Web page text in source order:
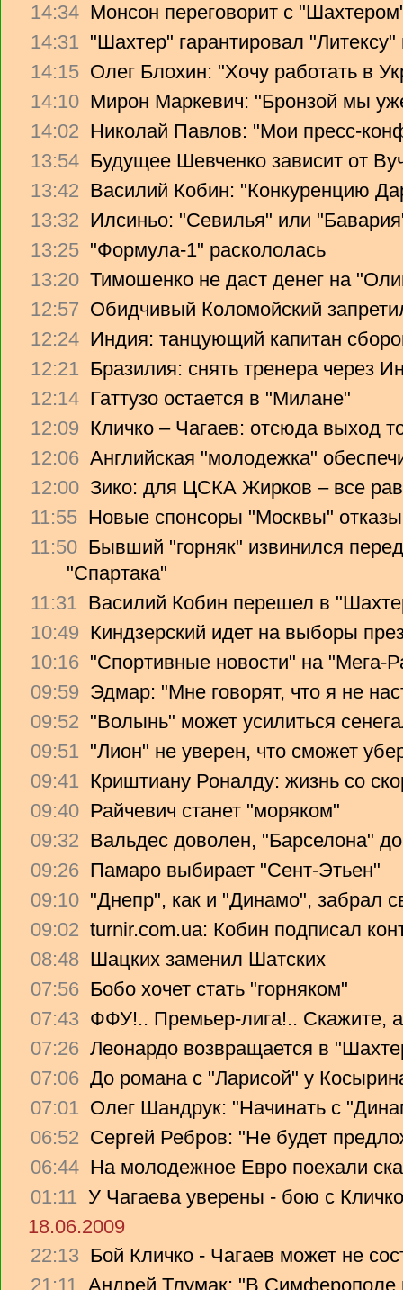
14:34 Монсон переговорит с
14:31 "Шахтер" гарантировал
14:15 Олег Блохин: "Хочу работать в
14:10 Мирон Маркевич: "Бронзой мы
14:02 Николай Павлов: "Мои пресс-
13:54 Будущее Шевченко зависит от
13:42 Василий Кобин: "Конкуренцию
13:32 Илсиньо: "Севилья" или
13:25 "Формула-1" раскололась
13:20 Тимошенко не даст денег на
12:57 Обидчивый Коломойский
12:24 Индия: танцующий капитан
12:21 Бразилия: снять тренера через
12:14 Гаттузо остается в "Милане"
12:09 Кличко – Чагаев: отсюда выход
12:06 Английская "молодежка"
12:00 Зико: для ЦСКА Жирков – все
11:55 Новые спонсоры "Москвы"
11:50 Бывший "горняк" извинился
"Спартака"
11:31 Василий Кобин перешел в
10:49 Киндзерский идет на выборы
10:16 "Спортивные новости" на "Мега-
09:59 Эдмар: "Мне говорят, что я не
09:52 "Волынь" может усилиться
09:51 "Лион" не уверен, что сможет
09:41 Криштиану Роналду: жизнь со
09:40 Райчевич станет "моряком"
09:32 Вальдес доволен, "Барселона"
09:26 Памаро выбирает "Сент-Этьен"
09:10 "Днепр", как и "Динамо", забрал
09:02 turnir.com.ua: Кобин подписал
08:48 Шацких заменил Шатских
07:56 Бобо хочет стать "горняком"
07:43 ФФУ!.. Премьер-лига!.. Скажите,
07:26 Леонардо возвращается в
07:06 До романа с "Ларисой" у
07:01 Олег Шандрук: "Начинать с
06:52 Сергей Ребров: "Не будет
06:44 На молодежное Евро поехали
01:11 У Чагаева уверены - бою с
18.06.2009
22:13 Бой Кличко - Чагаев может не
21:11
Андрей Тлумак: "В Симферополе